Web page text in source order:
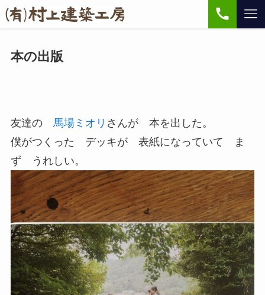
本の出版
友達の 馬場ミオリ さんが 本を出した。
僕がつくった デッキが 表紙になっていて ま
ず うれしい。